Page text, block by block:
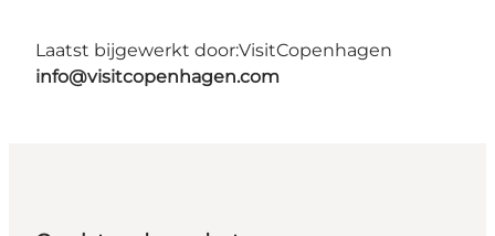
Laatst bijgewerkt door:VisitCopenhagen
info@visitcopenhagen.com